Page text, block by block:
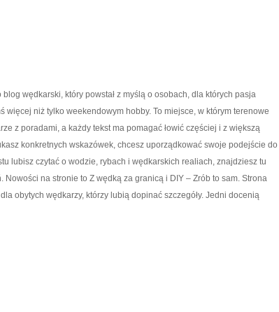
blog wędkarski, który powstał z myślą o osobach, dla których pasja
więcej niż tylko weekendowym hobby. To miejsce, w którym terenowe
z poradami, a każdy tekst ma pomagać łowić częściej i z większą
konkretnych wskazówek, chcesz uporządkować swoje podejście do
lubisz czytać o wodzie, rybach i wędkarskich realiach, znajdziesz tu
Nowości na stronie to Z wędką za granicą i DIY – Zrób to sam. Strona
obytych wędkarzy, którzy lubią dopinać szczegóły. Jedni docenią